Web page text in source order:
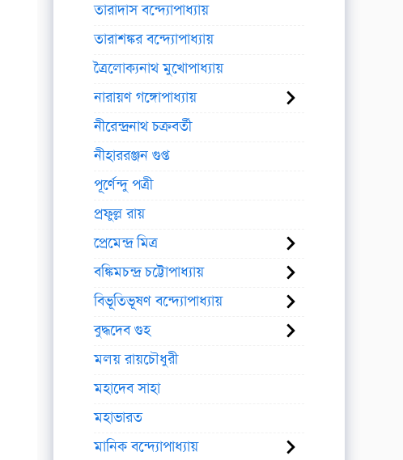
তারাদাস বন্দ্যোপাধ্যায়
তারাশঙ্কর বন্দ্যোপাধ্যায়
ত্রৈলোক্যনাথ মুখোপাধ্যায়
নারায়ণ গঙ্গোপাধ্যায়
নীরেন্দ্রনাথ চক্রবর্তী
নীহাররঞ্জন গুপ্ত
পূর্ণেন্দু পত্রী
প্রফুল্ল রায়
প্রেমেন্দ্র মিত্র
বঙ্কিমচন্দ্র চট্টোপাধ্যায়
বিভূতিভূষণ বন্দ্যোপাধ্যায়
বুদ্ধদেব গুহ
মলয় রায়চৌধুরী
মহাদেব সাহা
মহাভারত
মানিক বন্দ্যোপাধ্যায়